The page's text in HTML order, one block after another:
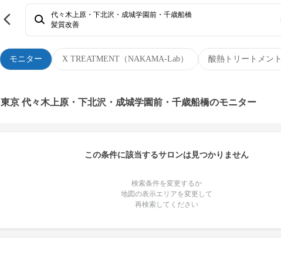
モニター X TREATMENT（NAKAMA-Lab） 酸熱トリートメント
代々木上原・下北沢・成城学園前・千歳船橋
髪質改善
東京 代々木上原・下北沢・成城学園前・千歳船橋のモニター
この条件に該当するサロンは見つかりません
検索条件を変更するか
地図の表示エリアを変更して
再検索してください